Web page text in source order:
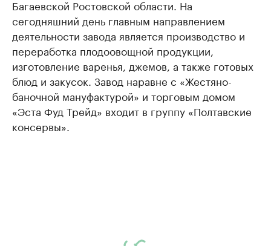
Багаевской Ростовской области. На
сегодняшний день главным направлением
деятельности завода является производство и
переработка плодоовощной продукции,
изготовление варенья, джемов, а также готовых
блюд и закусок. Завод наравне с «Жестяно-
баночной мануфактурой» и торговым домом
«Эста Фуд Трейд» входит в группу «Полтавские
консервы».